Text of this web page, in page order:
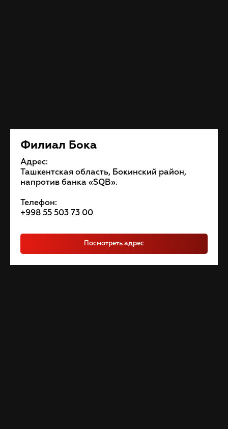
Филиал Бока
Адрес:
Ташкентская область, Бокинский район,
напротив банка «SQB».
Телефон:
+998 55 503 73 00
Посмотреть адрес